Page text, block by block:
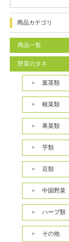
商品カテゴリ
商品一覧
野菜のタネ
葉茎類
根菜類
果菜類
芋類
豆類
中国野菜
ハーブ類
その他